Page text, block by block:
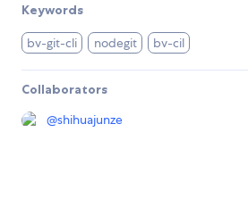
Keywords
bv-git-cli nodegit bv-cil
Collaborators
@shihuajunze